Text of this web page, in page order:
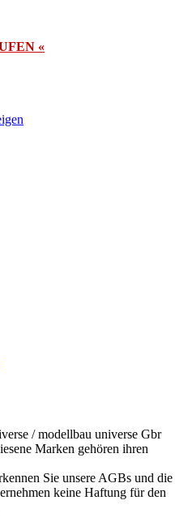
«
/ modellbau universe Gbr
Marken gehören ihren
Sie unsere AGBs und die
keine Haftung für den